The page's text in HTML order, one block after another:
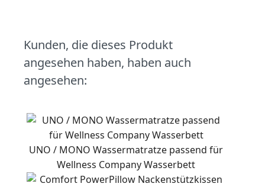
Kunden, die dieses Produkt
angesehen haben, haben auch
angesehen:
UNO / MONO Wassermatratze passend für
Wellness Company Wasserbett